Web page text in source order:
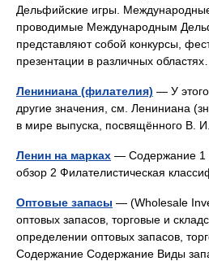
Дельфийские игры.
проводимые Международным
представляют собой конкурсы,
презентации в различных
Лениниана (филателия) — У
другие значения, см. Лениниана
в мире выпуска, посвящённого
Ленин на марках — Содержание 1
обзор 2 Филателистическая
Оптовые запасы — (Wholesale
оптовых запасов, торговые и
определении оптовых запасов,
Содержание Содержание Виды